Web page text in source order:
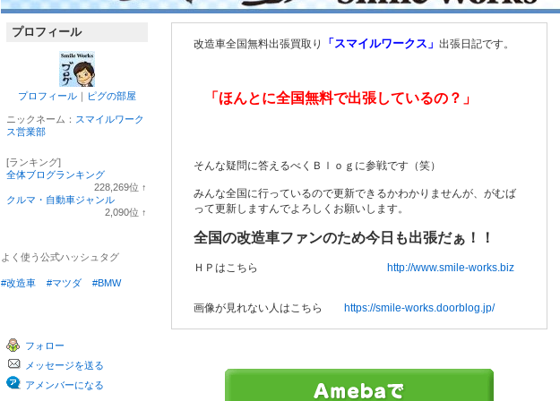
プロフィール
プロフィール ｜ ピグの部屋
ニックネーム： スマイルワーク
ス営業部
[ランキング]
全体ブログランキング
228,269位 ↑
クルマ・自動車ジャンル
2,090位 ↑
よく使う公式ハッシュタグ
#改造車 #マツダ #BMW
フォロー
メッセージを送る
アメンバーになる
改造車全国無料出張買取り 「スマイルワークス」 出張日記です。
「ほんとに全国無料で出張しているの？」
そんな疑問に答えるべくＢｌｏｇに参戦です（笑）
みんな全国に行っているので更新できるかわかりませんが、がむば
って更新しますんでよろしくお願いします。
全国の改造車ファンのため今日も出張だぁ！！
ＨＰはこちら http://www.smile-works.biz
画像が見れない人はこちら https://smile-works.doorblog.jp/